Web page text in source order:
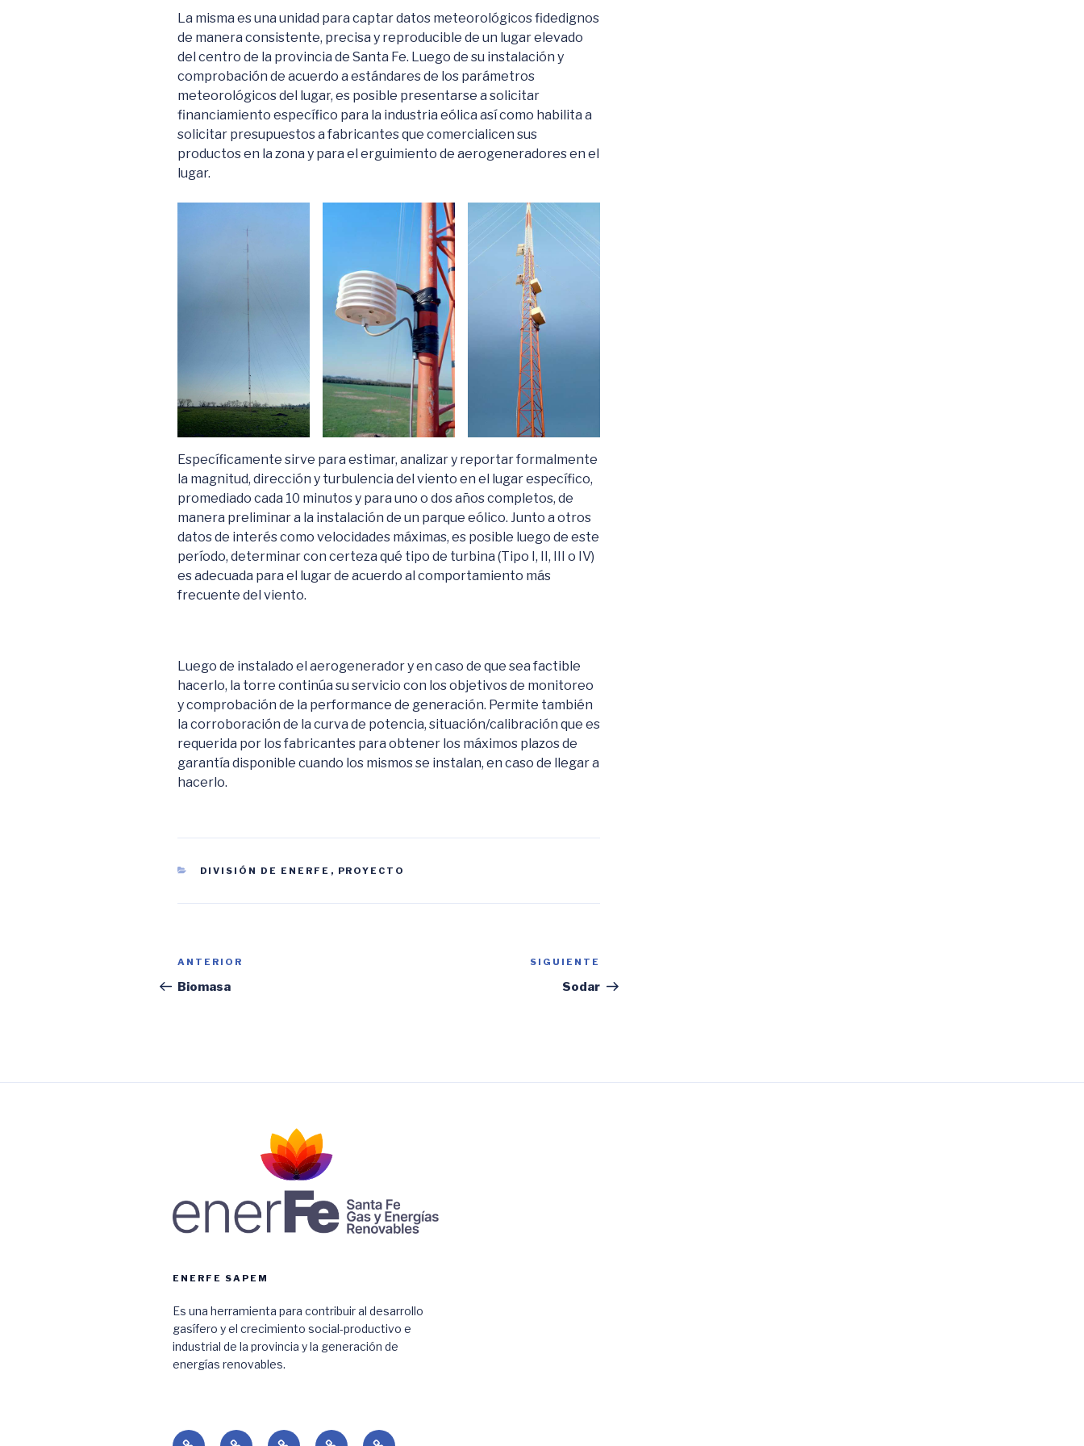
La misma es una unidad para captar datos meteorológicos fidedignos
de manera consistente, precisa y reproducible de un lugar elevado
del centro de la provincia de Santa Fe. Luego de su instalación y
comprobación de acuerdo a estándares de los parámetros
meteorológicos del lugar, es posible presentarse a solicitar
financiamiento específico para la industria eólica así como habilita a
solicitar presupuestos a fabricantes que comercialicen sus
productos en la zona y para el erguimiento de aerogeneradores en el
lugar.
Específicamente sirve para estimar, analizar y reportar formalmente
la magnitud, dirección y turbulencia del viento en el lugar específico,
promediado cada 10 minutos y para uno o dos años completos, de
manera preliminar a la instalación de un parque eólico. Junto a otros
datos de interés como velocidades máximas, es posible luego de este
período, determinar con certeza qué tipo de turbina (Tipo I, II, III o IV)
es adecuada para el lugar de acuerdo al comportamiento más
frecuente del viento.
Luego de instalado el aerogenerador y en caso de que sea factible
hacerlo, la torre continúa su servicio con los objetivos de monitoreo
y comprobación de la performance de generación. Permite también
la corroboración de la curva de potencia, situación/calibración que es
requerida por los fabricantes para obtener los máximos plazos de
garantía disponible cuando los mismos se instalan, en caso de llegar a
hacerlo.
CATEGORÍAS
DIVISIÓN DE ENERFE , PROYECTO
Navegación
de
Entrada
anterior:
ANTERIOR
Biomasa
entrada
SIGUIENTE
Sodar
ENERFE SAPEM
Es una herramienta para contribuir al desarrollo
gasífero y el crecimiento social-productivo e
industrial de la provincia y la generación de
energías renovables.
Home EmpresaRenovables
Gas Licitaciones